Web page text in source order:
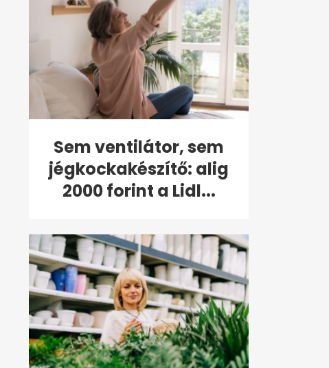
Sem ventilátor, sem
jégkockakészítő: alig
2000 forint a Lidl...